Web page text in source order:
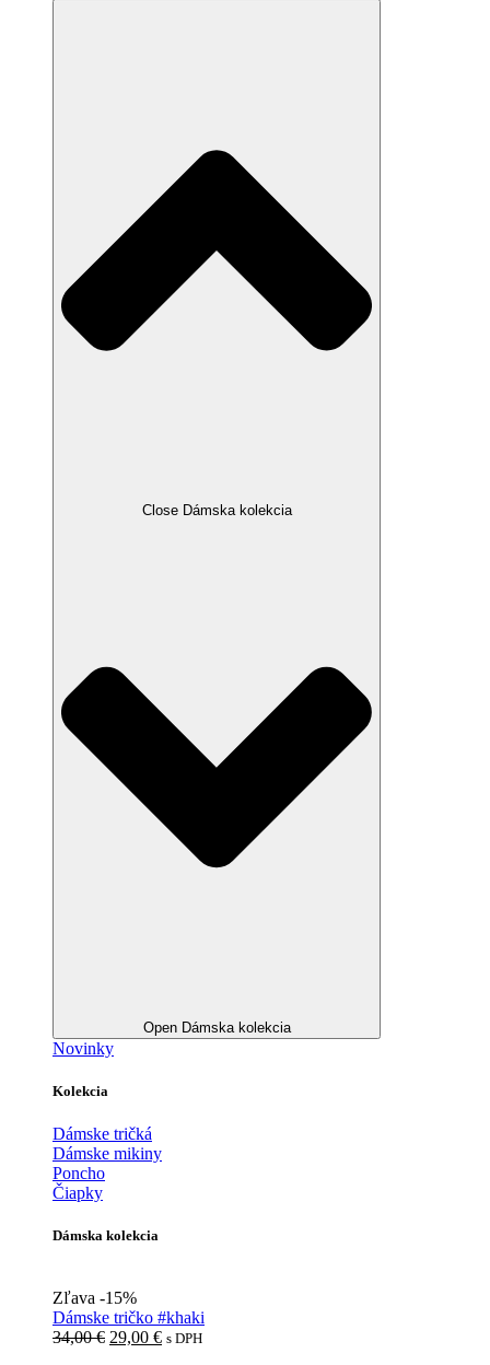
Close Dámska kolekcia
Open Dámska kolekcia
Novinky
Kolekcia
Dámske tričká
Dámske mikiny
Poncho
Čiapky
Dámska kolekcia
Zľava -15%
Dámske tričko #khaki
34,00€ Pôvodná
29,00 €Aktuálna
s DPH